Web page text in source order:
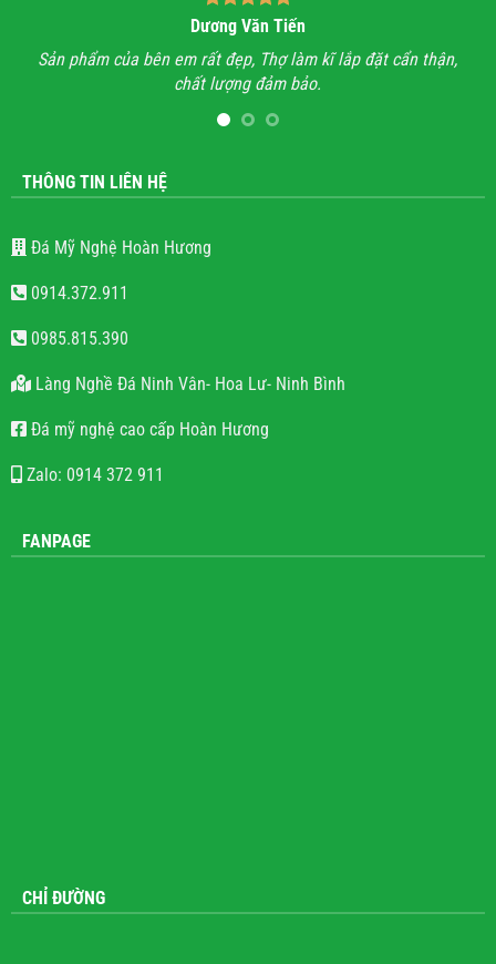
Dương Văn Tiến
Sản phẩm của bên em rất đẹp, Thợ làm kĩ lắp đặt cẩn thận,
chất lượng đảm bảo.
THÔNG TIN LIÊN HỆ
Đá Mỹ Nghệ Hoàn Hương
0914.372.911
0985.815.390
Làng Nghề Đá Ninh Vân- Hoa Lư- Ninh Bình
Đá mỹ nghệ cao cấp Hoàn Hương
Zalo: 0914 372 911
FANPAGE
CHỈ ĐƯỜNG